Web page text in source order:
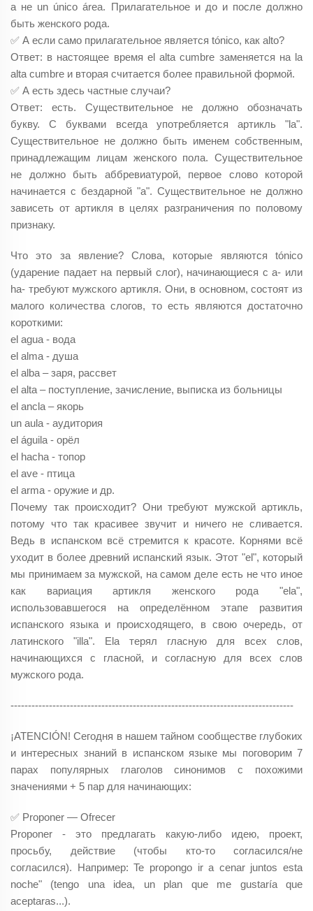
а не un único área. Прилагательное и до и после должно
быть женского рода.
✅ А если само прилагательное является tónico, как alto?
Ответ: в настоящее время el alta cumbre заменяется на la
alta cumbre и вторая считается более правильной формой.
✅ А есть здесь частные случаи?
Ответ: есть. Существительное не должно обозначать
букву. С буквами всегда употребляется артикль "la".
Существительное не должно быть именем собственным,
принадлежащим лицам женского пола. Существительное
не должно быть аббревиатурой, первое слово которой
начинается с бездарной "а". Существительное не должно
зависеть от артикля в целях разграничения по половому
признаку.
Что это за явление? Слова, которые являются tónico
(ударение падает на первый слог), начинающиеся с a- или
ha- требуют мужского артикля. Они, в основном, состоят из
малого количества слогов, то есть являются достаточно
короткими:
el agua - вода
el alma - душа
el alba – заря, рассвет
el alta – поступление, зачисление, выписка из больницы
el ancla – якорь
un aula - аудитория
el águila - орёл
el hacha - топор
el ave - птица
el arma - оружие и др.
Почему так происходит? Они требуют мужской артикль,
потому что так красивее звучит и ничего не сливается.
Ведь в испанском всё стремится к красоте. Корнями всё
уходит в более древний испанский язык. Этот "el", который
мы принимаем за мужской, на самом деле есть не что иное
как вариация артикля женского рода "ela",
использовавшегося на определённом этапе развития
испанского языка и происходящего, в свою очередь, от
латинского "illa". Ela терял гласную для всех слов,
начинающихся с гласной, и согласную для всех слов
мужского рода.
---------------------------------------------------------------------------------
¡ATENCIÓN! Сегодня в нашем тайном сообществе глубоких
и интересных знаний в испанском языке мы поговорим 7
парах популярных глаголов синонимов с похожими
значениями + 5 пар для начинающих:
✅ Proponer — Ofrecer
Proponer - это предлагать какую-либо идею, проект,
просьбу, действие (чтобы кто-то согласился/не
согласился). Например: Te propongo ir a cenar juntos esta
noche" (tengo una idea, un plan que me gustaría que
aceptaras...).